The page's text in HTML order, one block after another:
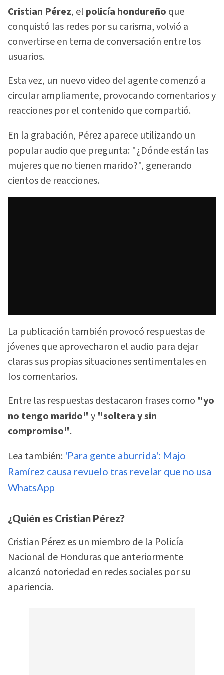
Cristian Pérez, el policía hondureño que
conquistó las redes por su carisma, volvió a
convertirse en tema de conversación entre los
usuarios.
Esta vez, un nuevo video del agente comenzó a
circular ampliamente, provocando comentarios y
reacciones por el contenido que compartió.
En la grabación, Pérez aparece utilizando un
popular audio que pregunta: "¿Dónde están las
mujeres que no tienen marido?", generando
cientos de reacciones.
La publicación también provocó respuestas de
jóvenes que aprovecharon el audio para dejar
claras sus propias situaciones sentimentales en
los comentarios.
Entre las respuestas destacaron frases como "yo
no tengo marido" y "soltera y sin
compromiso".
Lea también: 'Para gente aburrida': Majo
Ramírez causa revuelo tras revelar que no usa
WhatsApp
¿Quién es Cristian Pérez?
Cristian Pérez es un miembro de la Policía
Nacional de Honduras que anteriormente
alcanzó notoriedad en redes sociales por su
apariencia.